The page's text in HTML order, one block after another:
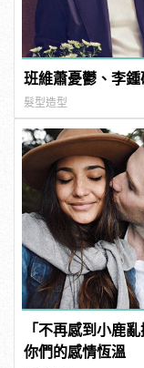
班維蕭憂鬱、李鍾
髮型造型
「不再感到小鹿
你們的感情恆溫